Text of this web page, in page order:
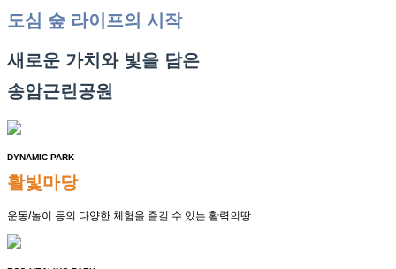
도심 숲 라이프의 시작
새로운 가치와 빛을 담은
송암근린공원
DYNAMIC PARK
활빛마당
운동/놀이 등의 다양한 체험을 즐길 수 있는 활력의땅